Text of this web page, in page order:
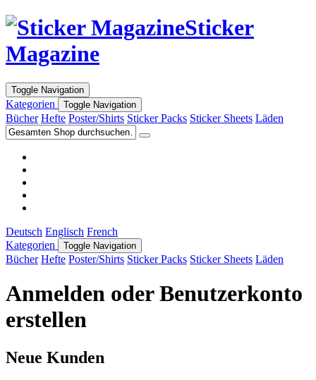
Sticker
Magazine
Toggle Navigation
Kategorien Toggle Navigation
Bücher Hefte Poster/Shirts Sticker Packs Sticker Sheets Läden
Deutsch Englisch French
Kategorien
Toggle Navigation
Bücher Hefte Poster/Shirts Sticker Packs Sticker Sheets Läden
Anmelden oder Benutzerkonto
erstellen
Neue Kunden